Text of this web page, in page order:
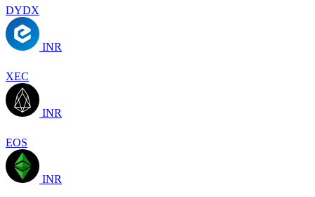
DYDX
INR
XEC
INR
EOS
INR